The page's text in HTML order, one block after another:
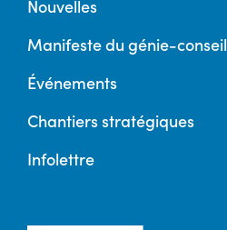
Nouvelles
Manifeste du génie-conseil
Événements
Chantiers stratégiques
Infolettre